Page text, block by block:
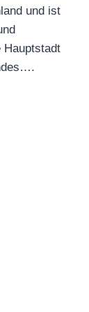
und ist
Hauptstadt